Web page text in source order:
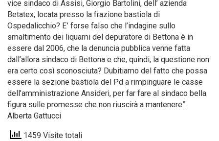
vice sindaco di Assisi, Giorgio Bartolini, dell’ azienda
Betatex, locata presso la frazione bastiola di
Ospedalicchio? E’ forse falso che l’indagine sullo
smaltimento dei liquami del depuratore di Bettona è in
essere dal 2006, che la denuncia pubblica venne fatta
dall’allora sindaco di Bettona e che, quindi, la questione non
era certo così sconosciuta? Dubitiamo del fatto che possa
essere la sezione bastiola del Pd a rimpinguare le casse
dell’amministrazione Ansideri, per far fare al sindaco bella
figura sulle promesse che non riuscirà a mantenere”.
Alberta Gattucci
1459 Visite totali